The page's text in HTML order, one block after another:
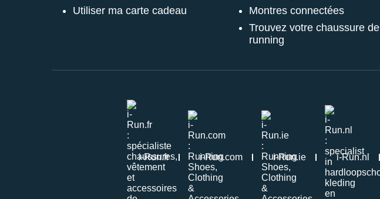
Utiliser ma carte cadeau
Montres connectées
Trouvez votre chaussure de
running
i-Run.fr i-Run.com i-Run.ie i-Run.nl